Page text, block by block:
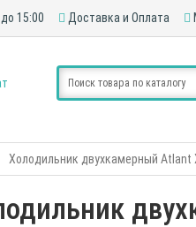
15:00 Доставка и Оплата
Холодильник двухкамерный Atlant